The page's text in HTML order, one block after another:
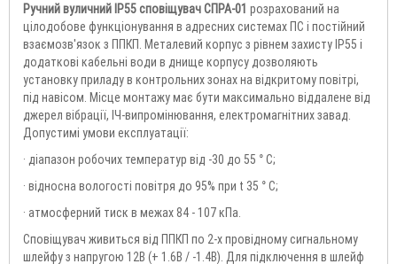
Ручний вуличний IP55 сповіщувач СПРА-01 розрахований на
цілодобове функціонування в адресних системах ПС і постійний
взаємозв'язок з ППКП. Металевий корпус з рівнем захисту IP55 і
додаткові кабельні води в днище корпусу дозволяють
установку приладу в контрольних зонах на відкритому повітрі,
під навісом. Місце монтажу має бути максимально віддалене від
джерел вібрації, ІЧ-випромінювання, електромагнітних завад.
Допустимі умови експлуатації:
· діапазон робочих температур від -30 до 55 ° С;
· відносна вологості повітря до 95% при t 35 ° С;
· атмосферний тиск в межах 84 - 107 кПа.
Сповіщувач живиться від ППКП по 2-х провідному сигнальному
шлейфу з напругою 12В (+ 1.6В / -1.4В). Для підключення в шлейф